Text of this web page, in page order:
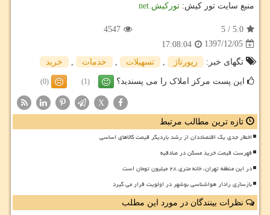
منبع سایت تور کیش: تورکيش. net
5.0
/
5
4547
1397/12/05
17:08:04
تگهای خبر:
رپورتاژ تسهیلات خدمات خرید
این پست مرکز املاک را می پسندید؟ (1)
(0)
X
تازه ترین مطالب مرتبط
اخطار جدی یک اقتصاددان از رشد باردیگر قیمت کالاهای اساسی
فهرست قیمت خرید مسکن در صادقیه
در این منطقه تهران، خانه متری ۲۸ میلیون تومان است
بازسازی رادار هواشناسی بوشهر در اولویت قرار می گیرد
نظرات بینندگان در مورد این مطلب